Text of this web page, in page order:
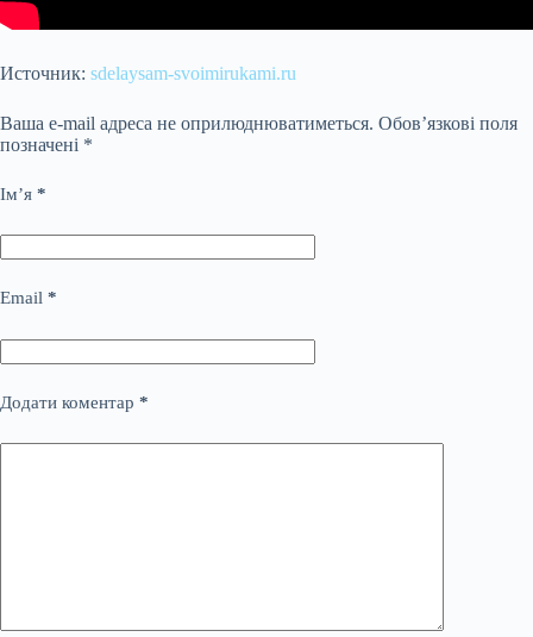
Источник: sdelaysam-svoimirukami.ru
Ваша e-mail адреса не оприлюднюватиметься. Обов’язкові поля
позначені *
Ім’я *
Email *
Додати коментар *